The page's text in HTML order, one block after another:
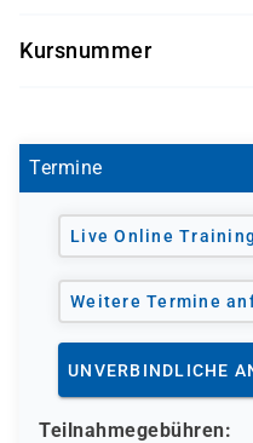
zwingend erforderlich
nutzen
IT-Fachleute mit
Oracle-SQL-
Kursnummer
Termine
Live Online Training
Weitere Termine
UNVERBINDLICHE
Teilnahmegebühren: